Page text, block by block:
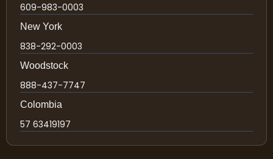
609-983-0003
New York
838-292-0003
Woodstock
888-437-7747
Colombia
57 63419197